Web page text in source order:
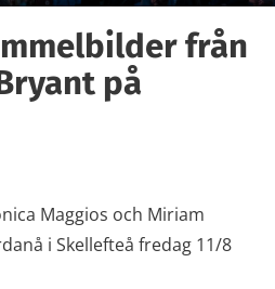
från
på
Maggios och Miriam
i Skellefteå fredag 11/8